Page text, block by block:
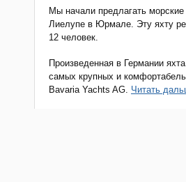
Мы начали предлагать морские
Лиелупе в Юрмале. Эту яхту
12 человек.
Произведенная в Германии
самых крупных и
Bavaria Yachts AG. Читать